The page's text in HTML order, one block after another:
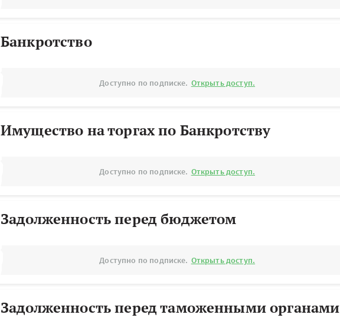
Банкротство
Доступно по подписке. Открыть доступ.
Имущество на торгах по Банкротству
Доступно по подписке. Открыть доступ.
Задолженность перед бюджетом
Доступно по подписке. Открыть доступ.
Задолженность перед таможенными органами